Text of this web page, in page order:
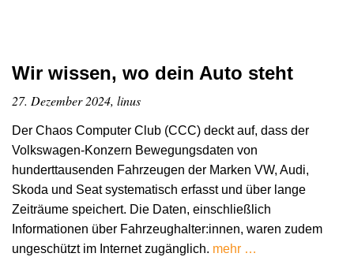
Wir wissen, wo dein Auto steht
27. Dezember 2024, linus
Der Chaos Computer Club (CCC) deckt auf, dass der
Volkswagen-Konzern Bewegungsdaten von
hunderttausenden Fahrzeugen der Marken VW, Audi,
Skoda und Seat systematisch erfasst und über lange
Zeiträume speichert. Die Daten, einschließlich
Informationen über Fahrzeughalter:innen, waren zudem
ungeschützt im Internet zugänglich. mehr …